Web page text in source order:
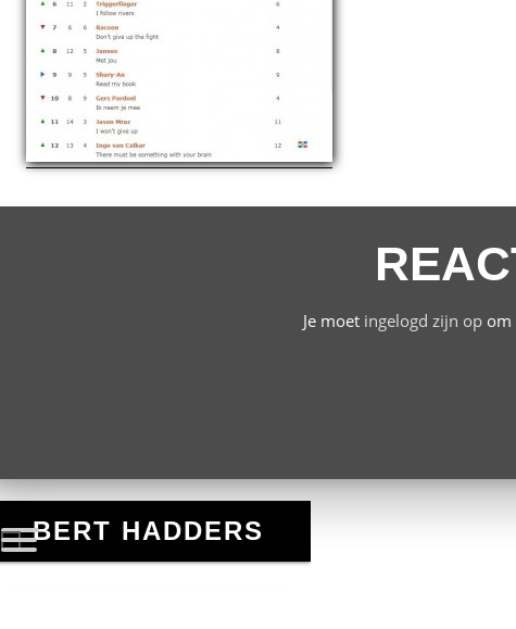
Je moet ingelogd zijn opom